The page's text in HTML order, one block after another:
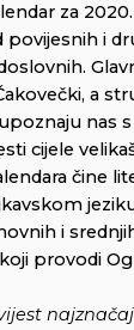
za
povijesnih i
a
nas
cijele
čine
i
provodi